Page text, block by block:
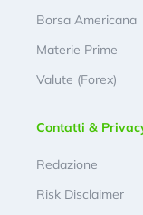
Borsa Americana
Materie Prime
Valute (Forex)
Contatti &
Redazione
Risk Disclaimer